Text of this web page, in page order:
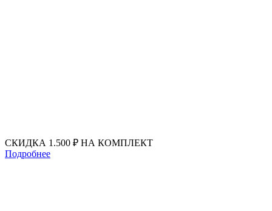
СКИДКА 1.500 ₽ НА КОМПЛЕКТ
Подробнее